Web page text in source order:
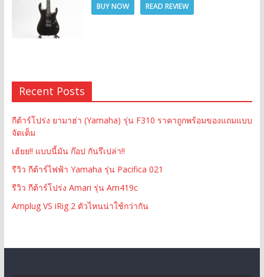
BUY NOW READ REVIEW
Recent Posts
กีต้าร์โปร่ง ยามาฮ่า (Yamaha) รุ่น F310 ราคาถูกพร้อมของแถมแบบ
จัดเต็ม
เฮ้ยย!! แบบนี้มัน ก๊อป กันรึเปล่า!!
รีวิว กีต้าร์ไฟฟ้า Yamaha รุ่น Pacifica 021
รีวิว กีต้าร์โปร่ง Amari รุ่น Am419c
Amplug VS iRig 2 ตัวไหนน่าใช้กว่ากัน